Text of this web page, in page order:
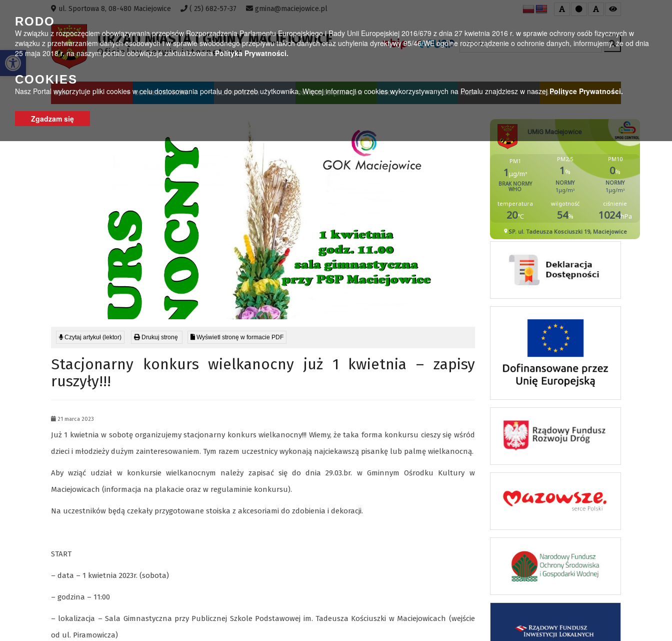
Otwórz pasek narzędzi
RODO
W związku z rozpoczęciem obowiązywania przepisów Rozporządzenia Parlamentu Europejskiego i Rady Unii Europejskiej 2016/679 z dnia 27 kwietnia 2016 r. w sprawie ochrony osób fizycznych w
związku z przetwarzaniem danych osobowych i w sprawie swobodnego przepływu takich danych oraz uchylenia dyrektywy 95/46/WE ogólne rozporządzenie o ochronie danych, informujemy, że od dnia
25 maja 2018 r. na naszym portalu obowiązuje zaktualizowanaPolityka Prywatności.
COOKIES
Nasz Portal wykorzytuje pliki cookies w celu dostosowania portalu do potrzeb użytkownika. Więcej informacji o cookies wykorzystywanych na Portalu znajdziesz w naszejPolityce Prywatności.
Zgadzam się
ul. Sportowa 8, 08-480 Maciejowice ( 25) 682-57-37 gmina@maciejowice.pl
URZĄD MIASTA I GMINY MACIEJOWICE
Oficjalny serwis internetowy
Wyszukaj
GMINA DLA MIESZKAŃCÓW DLA TURYSTÓW DLA PRZEDSIĘBIORCÓW MGOK MGBP KS WISŁA
Czytaj artykuł (lektor) Drukuj stronę Wyświetl stronę w formacie PDF
Stacjonarny konkurs wielkanocny już 1 kwietnia – zapisy
ruszyły!!!
21 marca 2023
Już 1 kwietnia w sobotę organizujemy stacjonarny konkurs wielkanocny!!! Wiemy, że taka forma konkursu cieszy się wśród
dzieci i młodzieży dużym zainteresowaniem. Tym razem uczestnicy wykonają najciekawszą pisankę lub palmę wielkanocną.
Aby wziąć udział w konkursie wielkanocnym należy zapisać się do dnia 29.03.br. w Gminnym Ośrodku Kultury w
Maciejowicach (informacja na plakacie oraz w regulaminie konkursu).
Na uczestników będą czekały przygotowane stoiska z akcesoriami do zdobienia i dekoracji.
START
– data – 1 kwietnia 2023r. (sobota)
– godzina – 11:00
– lokalizacja – Sala Gimnastyczna przy Publicznej Szkole Podstawowej im. Tadeusza Kościuszki w Maciejowicach (wejście
od ul. Piramowicza)